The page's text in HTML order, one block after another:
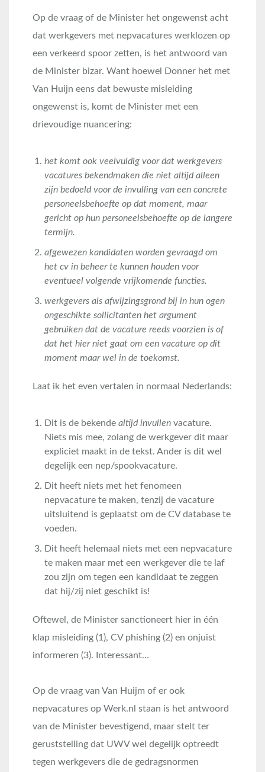
Op de vraag of de Minister het ongewenst acht
dat werkgevers met nepvacatures werklozen op
een verkeerd spoor zetten, is het antwoord van
de Minister bizar. Want hoewel Donner het met
Van Huijn eens dat bewuste misleiding
ongewenst is, komt de Minister met een
drievoudige nuancering:
het komt ook veelvuldig voor dat werkgevers
vacatures bekendmaken die niet altijd alleen
zijn bedoeld voor de invulling van een concrete
personeelsbehoefte op dat moment, maar
gericht op hun personeelsbehoefte op de langere
termijn.
afgewezen kandidaten worden gevraagd om
het cv in beheer te kunnen houden voor
eventueel volgende vrijkomende functies.
werkgevers als afwijzingsgrond bij in hun ogen
ongeschikte sollicitanten het argument
gebruiken dat de vacature reeds voorzien is of
dat het hier niet gaat om een vacature op dit
moment maar wel in de toekomst.
Laat ik het even vertalen in normaal Nederlands:
Dit is de bekende altijd invullen vacature.
Niets mis mee, zolang de werkgever dit maar
expliciet maakt in de tekst. Ander is dit wel
degelijk een nep/spookvacature.
Dit heeft niets met het fenomeen
nepvacature te maken, tenzij de vacature
uitsluitend is geplaatst om de CV database te
voeden.
Dit heeft helemaal niets met een nepvacature
te maken maar met een werkgever die te laf
zou zijn om tegen een kandidaat te zeggen
dat hij/zij niet geschikt is!
Oftewel, de Minister sanctioneert hier in één
klap misleiding (1), CV phishing (2) en onjuist
informeren (3). Interessant…
Op de vraag van Van Huijm of er ook
nepvacatures op Werk.nl staan is het antwoord
van de Minister bevestigend, maar stelt ter
geruststelling dat UWV wel degelijk optreedt
tegen werkgevers die de gedragsnormen